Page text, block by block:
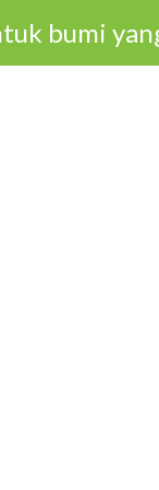
bumi